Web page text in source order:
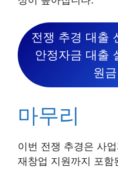
전쟁 추경 대출
안정자금 대출
원
마무리
이번 전쟁 추경은 사
재창업 지원까지 포함